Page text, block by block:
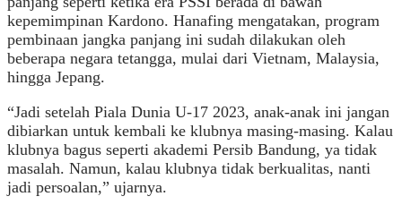
kepemimpinan Kardono. Hanafing mengatakan, program
pembinaan jangka panjang ini sudah dilakukan oleh
beberapa negara tetangga, mulai dari Vietnam, Malaysia,
hingga Jepang.
“Jadi setelah Piala Dunia U-17 2023, anak-anak ini jangan
dibiarkan untuk kembali ke klubnya masing-masing. Kalau
klubnya bagus seperti akademi Persib Bandung, ya tidak
masalah. Namun, kalau klubnya tidak berkualitas, nanti
jadi persoalan,” ujarnya.